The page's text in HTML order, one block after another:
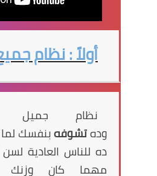
أولاً : نظام
نظام جميل
ودهتشوفهبنفسك لما
مهما كان وزنك